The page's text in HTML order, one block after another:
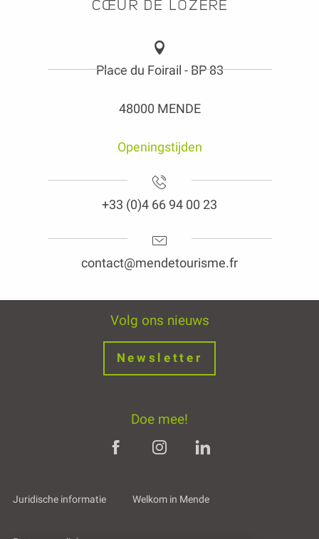
Place du Foirail - BP 83
48000 MENDE
Openingstijden
+33 (0)4 66 94 00 23
contact@mendetourisme.fr
Volg ons nieuws
Newsletter
Doe mee!
Juridische informatie Welkom in Mende